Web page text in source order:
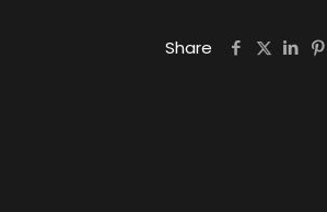
Share